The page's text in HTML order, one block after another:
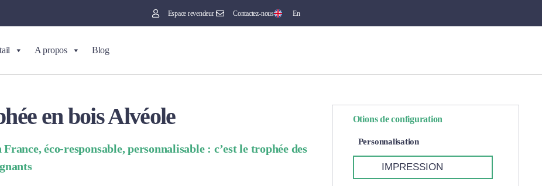
Espace revendeur Contactez-nous En
A propos Blog
en bois Alvéole
éco-responsable, personnalisable : c’est le trophée des
Otions de configuration
Personnalisation